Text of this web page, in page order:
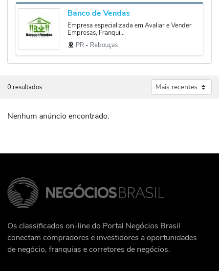
Banco de Vendas
Empresa especializada em Avaliar e Vender
Empresas, Franqui...
PR ‐ Rebouças
0 resultados
Nenhum anúncio encontrado.
Os classificados on-line do Portal Negócios Brasil
conectam compradores e investidores a oportunidades
de negócio, franquias e corretores de negócios.